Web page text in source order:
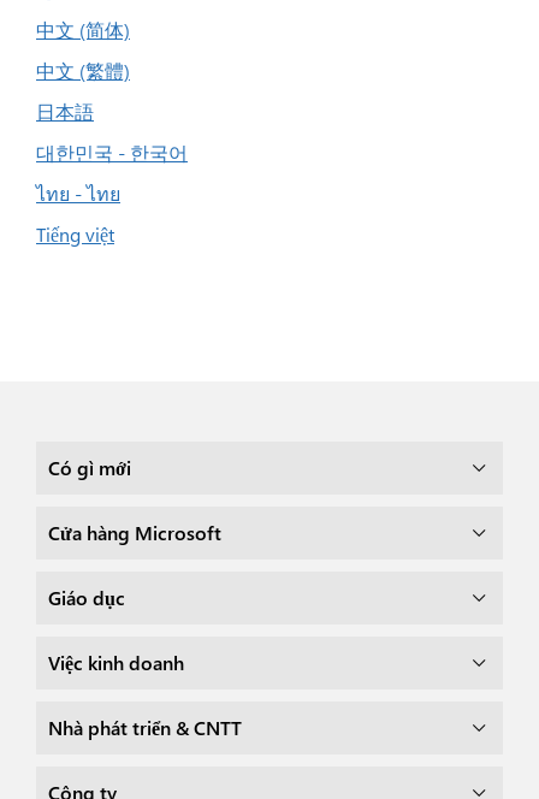
中文 (简体)
中文 (繁體)
日本語
대한민국 - 한국어
ไทย - ไทย
Tiếng việt
Có gì mới
Cửa hàng Microsoft
Giáo dục
Việc kinh doanh
Nhà phát triển & CNTT
Công ty